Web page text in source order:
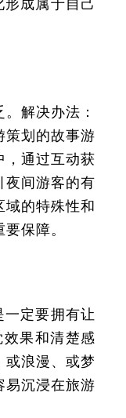
解决办法：
策划的故事游
通过互动获
间游客的有
的特殊性和
保障。
定要拥有让
果和清楚感
浪漫、或梦
易沉浸在旅游
×
话：